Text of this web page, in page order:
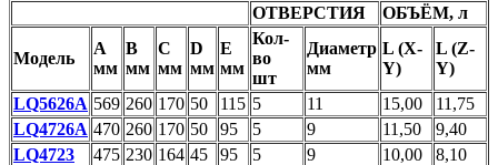
ОТВЕРСТИЯ ОБЪЁМ, л
Модель
A
мм
B
мм
С
мм
D
мм
E
мм
Кол-
во
шт
Диаметр
мм
L (X-
Y)
L (Z-
Y)
LQ5626A 569 260 170 50 115 5 11 15,00
11,75
LQ4726A 470 260 170 50 95 5 9 11,50
9,40
LQ4723
475 230 164 45 95 5 9 10,00
8,10